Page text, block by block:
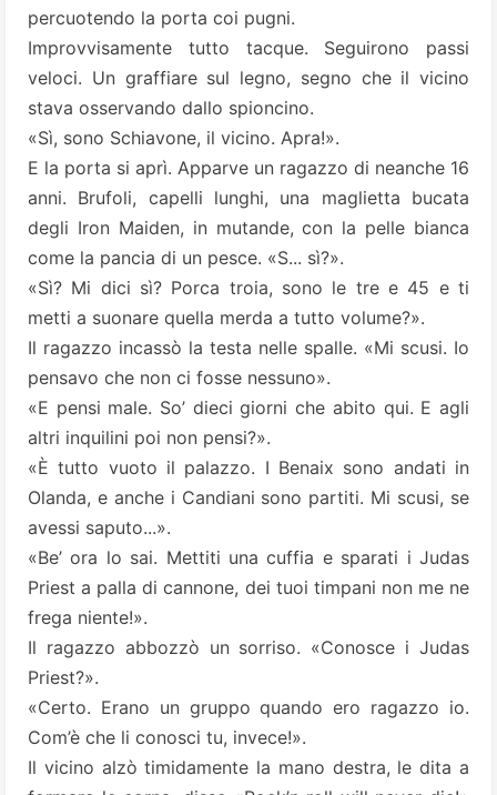
percuotendo la porta coi pugni.
Improvvisamente tutto tacque. Seguirono passi
veloci. Un graffiare sul legno, segno che il vicino
stava osservando dallo spioncino.
«Sì, sono Schiavone, il vicino. Apra!».
E la porta si aprì. Apparve un ragazzo di neanche 16
anni. Brufoli, capelli lunghi, una maglietta bucata
degli Iron Maiden, in mutande, con la pelle bianca
come la pancia di un pesce. «S... sì?».
«Sì? Mi dici sì? Porca troia, sono le tre e 45 e ti
metti a suonare quella merda a tutto volume?».
Il ragazzo incassò la testa nelle spalle. «Mi scusi. Io
pensavo che non ci fosse nessuno».
«E pensi male. So’ dieci giorni che abito qui. E agli
altri inquilini poi non pensi?».
«È tutto vuoto il palazzo. I Benaix sono andati in
Olanda, e anche i Candiani sono partiti. Mi scusi, se
avessi saputo...».
«Be’ ora lo sai. Mettiti una cuffia e sparati i Judas
Priest a palla di cannone, dei tuoi timpani non me ne
frega niente!».
Il ragazzo abbozzò un sorriso. «Conosce i Judas
Priest?».
«Certo. Erano un gruppo quando ero ragazzo io.
Com’è che li conosci tu, invece!».
Il vicino alzò timidamente la mano destra, le dita a